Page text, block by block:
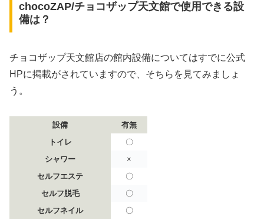
chocoZAP/チョコザップ天文館で使用できる設
備は？
チョコザップ天文館店の館内設備についてはすでに公式
HPに掲載がされていますので、そちらを見てみましょ
う。
設備
有無
トイレ
〇
シャワー
×
セルフエステ
〇
セルフ脱毛
〇
セルフネイル
〇